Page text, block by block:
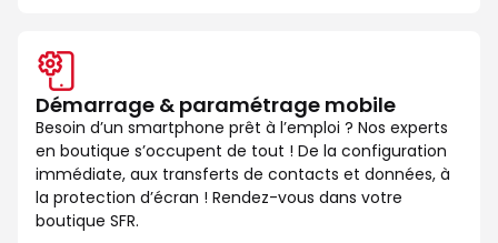
Démarrage & paramétrage mobile
Besoin d’un smartphone prêt à l’emploi ? Nos experts
en boutique s’occupent de tout ! De la configuration
immédiate, aux transferts de contacts et données, à
la protection d’écran ! Rendez-vous dans votre
boutique SFR.